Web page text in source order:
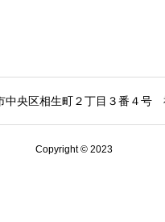
央区相生町２丁目３番４
Copyright © 2023